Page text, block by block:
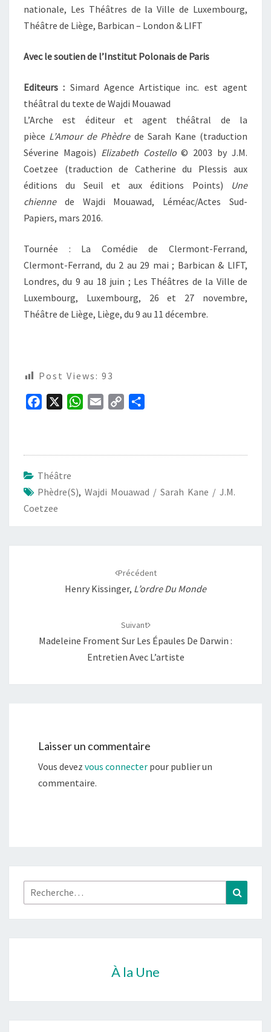
nationale, Les Théâtres de la Ville de Luxembourg,
Théâtre de Liège, Barbican – London & LIFT
Avec le soutien de l’Institut Polonais de Paris
Editeurs : Simard Agence Artistique inc. est agent
théâtral du texte de Wajdi Mouawad
L’Arche est éditeur et agent théâtral de la
pièce L’Amour de Phèdrede Sarah Kane (traduction
Séverine Magois) Elizabeth Costello© 2003 by J.M.
Coetzee (traduction de Catherine du Plessis aux
éditions du Seuil et aux éditions Points) Une
chiennede Wajdi Mouawad, Léméac/Actes Sud-
Papiers, mars 2016.
Tournée : La Comédie de Clermont-Ferrand,
Clermont-Ferrand, du 2 au 29 mai ; Barbican & LIFT,
Londres, du 9 au 18 juin ; Les Théâtres de la Ville de
Luxembourg, Luxembourg, 26 et 27 novembre,
Théâtre de Liège, Liège, du 9 au 11 décembre.
Post Views: 93
o
o
k
W
p
n
e
Théâtre
Phèdre(s), Wajdi Mouawad / Sarah Kane / J.M.
Coetzee
Précédent
Henry Kissinger, L’ordre Du Monde
Suivant
Madeleine Froment Sur Les Épaules De Darwin :
Entretien Avec L’artiste
Laisser un commentaire
Vous devez vous connecter pour publier un
commentaire.
Rechercher :
À la Une